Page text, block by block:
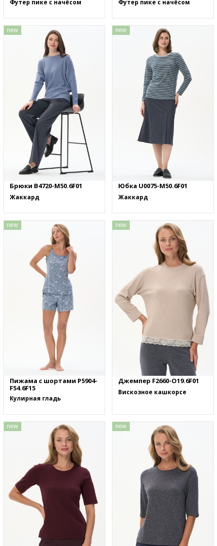
Футер пике с начёсом Футер пике с начёсом
new
Брюки B4720-M50.6F01
Жаккард
new
Юбка U0075-M50.6F01
Жаккард
new
Пижама с шортами P5904-
F54.6F15
Кулирная гладь
new
Джемпер F2660-O19.6F01
Вискозное кашкорсе
new new